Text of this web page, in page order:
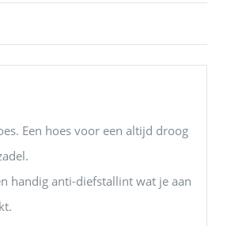
Een hoes voor een altijd droog
handig anti-diefstallint wat je aan